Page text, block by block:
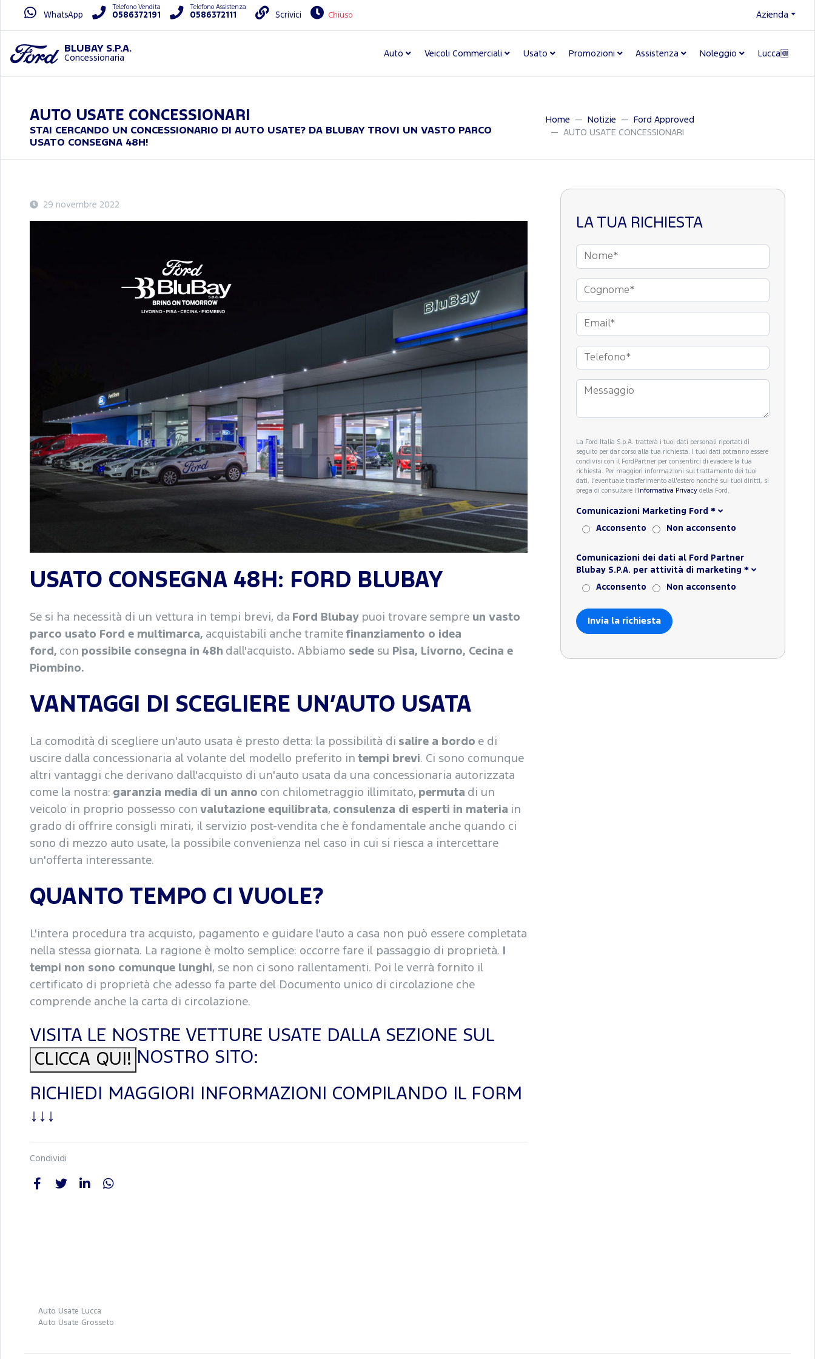
WhatsApp
Telefono Vendita
0586372191
Telefono Assistenza
0586372111 Scrivici Chiuso Azienda
BLUBAY S.P.A.
Concessionaria Auto Veicoli Commerciali Usato Promozioni Assistenza Noleggio Lucca🆕
AUTO USATE CONCESSIONARI
STAI CERCANDO UN CONCESSIONARIO DI AUTO USATE? DA BLUBAY TROVI UN VASTO PARCO
USATO CONSEGNA 48H!
Home Notizie
Ford Approved
AUTO USATE CONCESSIONARI
29 novembre 2022
USATO CONSEGNA 48H: FORD BLUBAY
Se si ha necessità di un vettura in tempi brevi, da Ford Blubay puoi trovare sempre un vasto
parco usato Ford e multimarca, acquistabili anche tramite finanziamento o idea
ford, con possibile consegna in 48h dall'acquisto. Abbiamo sede su Pisa, Livorno, Cecina e
Piombino.
VANTAGGI DI SCEGLIERE UN’AUTO USATA
La comodità di scegliere un'auto usata è presto detta: la possibilità di salire a bordo e di
uscire dalla concessionaria al volante del modello preferito in tempi brevi. Ci sono comunque
altri vantaggi che derivano dall'acquisto di un'auto usata da una concessionaria autorizzata
come la nostra: garanzia media di un anno con chilometraggio illimitato, permuta di un
veicolo in proprio possesso con valutazione equilibrata, consulenza di esperti in materia in
grado di offrire consigli mirati, il servizio post-vendita che è fondamentale anche quando ci
sono di mezzo auto usate, la possibile convenienza nel caso in cui si riesca a intercettare
un'offerta interessante.
QUANTO TEMPO CI VUOLE?
L'intera procedura tra acquisto, pagamento e guidare l'auto a casa non può essere completata
nella stessa giornata. La ragione è molto semplice: occorre fare il passaggio di proprietà.
tempi non sono comunque lunghi, se non ci sono rallentamenti. Poi le verrà fornito il
certificato di proprietà che adesso fa parte del Documento unico di circolazione che
comprende anche la carta di circolazione.
VISITA LE NOSTRE VETTURE USATE DALLA SEZIONE SUL
NOSTRO SITO:
CLICCA QUI!
RICHIEDI MAGGIORI INFORMAZIONI COMPILANDO IL FORM
↓↓↓
Condividi
LA TUA RICHIESTA
La Ford Italia S.p.A. tratterà i tuoi dati personali riportati di
seguito per dar corso alla tua richiesta. I tuoi dati potranno essere
condivisi con il FordPartner per consentirci di evadere la tua
richiesta. Per maggiori informazioni sul trattamento dei tuoi
dati, l'eventuale trasferimento all'estero nonché sui tuoi diritti, si
prega di consultare l' Informativa Privacydella Ford.
Comunicazioni Marketing Ford *
Acconsento Non acconsento
Comunicazioni dei dati al Ford Partner
Blubay S.P.A. per attività di marketing *
Acconsento Non acconsento
Auto Usate Lucca
Auto Usate Grosseto